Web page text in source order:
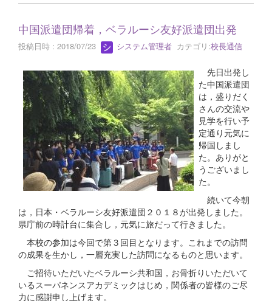
中国派遣団帰着，ベラルーシ友好派遣団出発
投稿日時 : 2018/07/23 システム管理者 カテゴリ:校長通信
先日出発し
た中国派遣団
は，盛りだく
さんの交流や
見学を行い予
定通り元気に
帰国しまし
た。ありがと
うございまし
た。
続いて今朝
は，日本・ベラルーシ友好派遣団２０１８が出発しました。
県庁前の時計台に集合し，元気に旅だって行きました。
本校の参加は今回で第３回目となります。これまでの訪問
の成果を生かし，一層充実した訪問になるものと思います。
ご招待いただいたベラルーシ共和国，お骨折りいただいて
いるスーパネンスアカデミックはじめ，関係者の皆様のご尽
力に感謝申し上げます。